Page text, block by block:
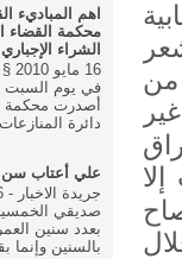
من
اهم المباديء
محكمة القضاء
الشراء
أصدرت محكمة
دائرة
علي أعتاب
صديقي
بعدد سنين
بالسنين وإنما